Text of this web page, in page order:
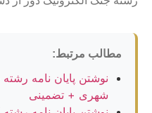
مطالب مرتبط:
نوشتن پایان نامه
شهری + تضمینی